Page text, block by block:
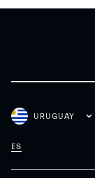
URUGUAY
ES